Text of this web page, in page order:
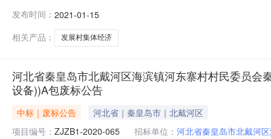
岛市北戴河区海滨镇河东寨村村民委员会秦皇岛市2020
发布时间： 2021-01-15
相关产品：
发展村集体经济
河北省秦皇岛市北戴河区海滨镇河东寨村村民委员
设备))A包废标公告
中标｜废标公告
河北省｜秦皇岛市｜北戴河区
项目编号： ZJZB1-2020-065 招标单位： 河北省秦皇岛市北戴河